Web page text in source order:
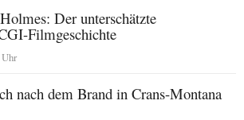
Der unterschätzte
Filmgeschichte
Uhr
nach dem Brand in Crans-Montana